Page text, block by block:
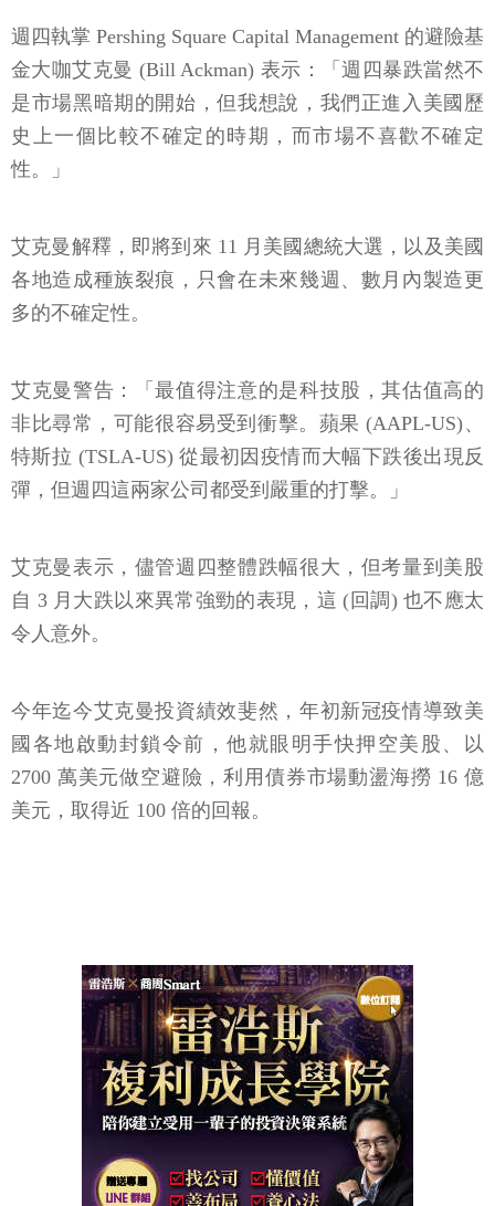
週四執掌 Pershing Square Capital Management 的避險基
金大咖艾克曼 (Bill Ackman) 表示：「週四暴跌當然不
是市場黑暗期的開始，但我想說，我們正進入美國歷
史上一個比較不確定的時期，而市場不喜歡不確定
性。」
艾克曼解釋，即將到來 11 月美國總統大選，以及美國
各地造成種族裂痕，只會在未來幾週、數月內製造更
多的不確定性。
艾克曼警告：「最值得注意的是科技股，其估值高的
非比尋常，可能很容易受到衝擊。蘋果 (AAPL-US)、
特斯拉 (TSLA-US) 從最初因疫情而大幅下跌後出現反
彈，但週四這兩家公司都受到嚴重的打擊。」
艾克曼表示，儘管週四整體跌幅很大，但考量到美股
自 3 月大跌以來異常強勁的表現，這 (回調) 也不應太
令人意外。
今年迄今艾克曼投資績效斐然，年初新冠疫情導致美
國各地啟動封鎖令前，他就眼明手快押空美股、以
2700 萬美元做空避險，利用債券市場動盪海撈 16 億
美元，取得近 100 倍的回報。